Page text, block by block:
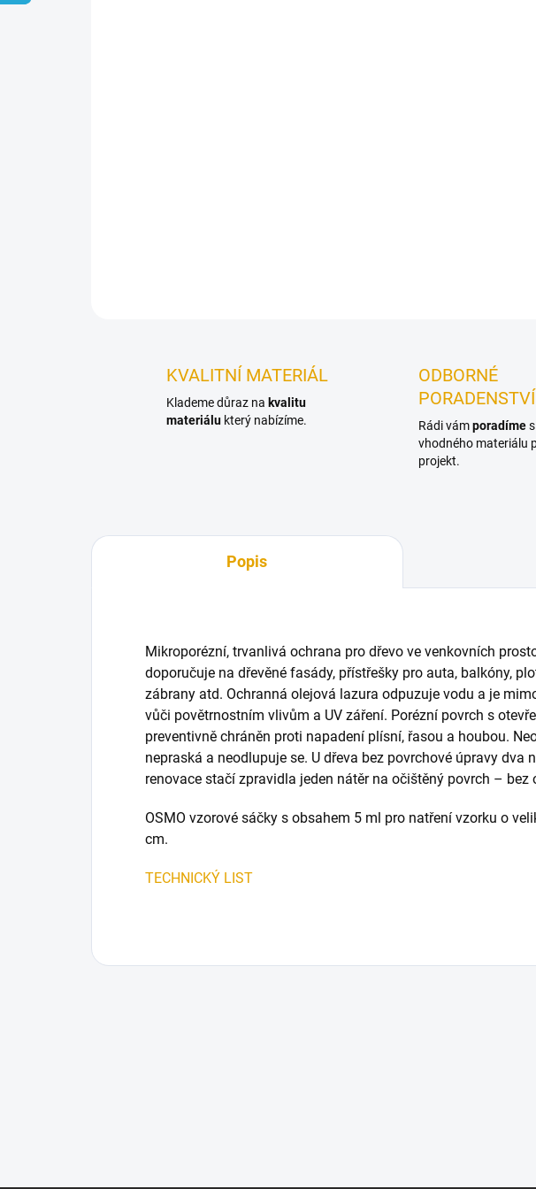
KVALITNÍ MATERIÁL
Klademe důraz na kvalitu
materiálu který nabízíme.
ODBORNÉ
PORADENSTVÍ
Rádi vámporadímes
vhodného materiálu
projekt.
Popis
Mikroporézní, trvanlivá ochrana pro dřevo ve venkovních
doporučuje na dřevěné fasády, přístřešky pro auta, balkóny,
zábrany atd. Ochranná olejová lazura odpuzuje vodu a je
vůči povětrnostním vlivům a UV záření. Porézní povrch s
preventivně chráněn proti napadení plísní, řasou a houbou.
nepraská a neodlupuje se. U dřeva bez povrchové úpravy dva
renovace stačí zpravidla jeden nátěr na očištěný povrch – bez
OSMO vzorové sáčky s obsahem 5 ml pro natření vzorku o
cm.
TECHNICKÝ LIST